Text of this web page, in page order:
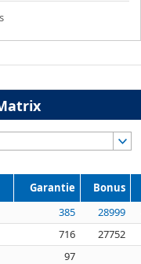
Garantie Bonus
385 28999
716 27752
97